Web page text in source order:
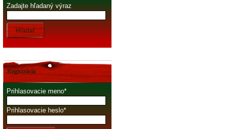
Zadajte hľadaný výraz
Hľadať
Registrácia
Prihlasovacie meno
Prihlasovacie heslo